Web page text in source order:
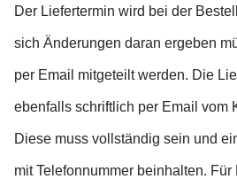
Der Liefertermin wird bei der
sich Änderungen daran ergeben
per Email mitgeteilt werden. Die
ebenfalls schriftlich per Email vom
Diese muss vollständig sein und
mit Telefonnummer beinhalten. Für